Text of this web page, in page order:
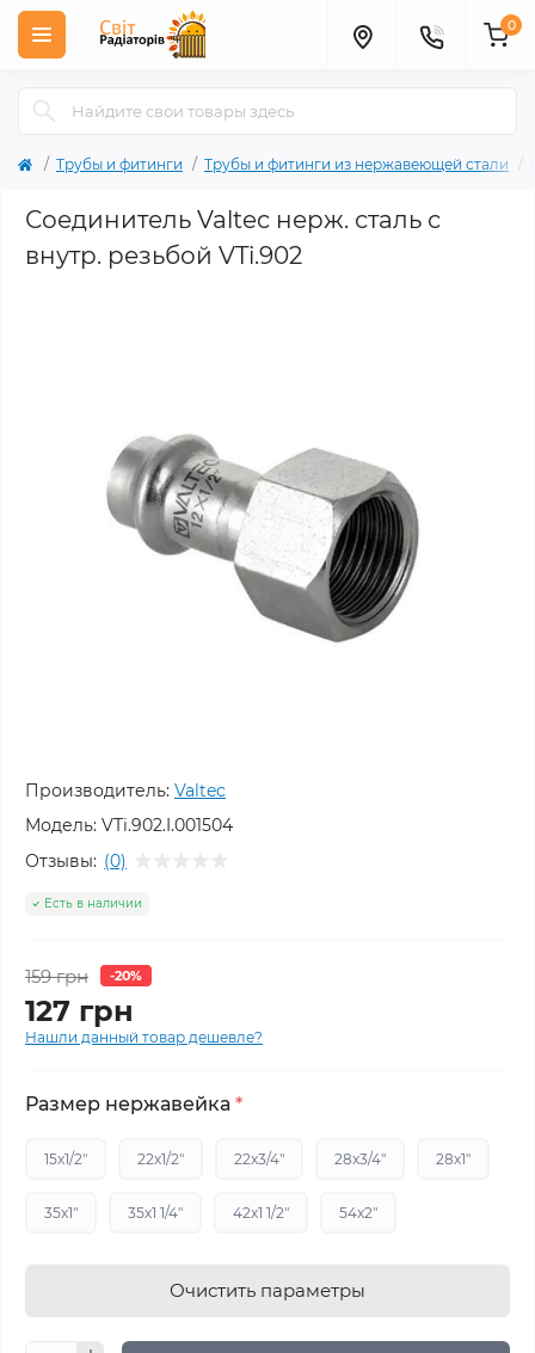
0
Трубы и фитинги Трубы и фитинги из нержавеющей стали
Соединитель Valtec нерж. сталь с
внутр. резьбой VTi.902
Производитель: Valtec
Модель: VTi.902.I.001504
Отзывы: (0)
Есть в наличии
159 грн -20%
127 грн
Нашли данный товар дешевле?
Размер нержавейка *
15x1/2" 22x1/2" 22x3/4" 28x3/4" 28x1"
35x1" 35x1 1/4" 42x1 1/2" 54x2"
Очистить параметры